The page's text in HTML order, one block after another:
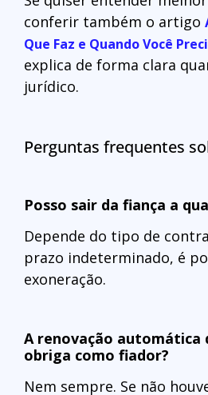
conferir também o artigo
Que Faz e Quando Você
explica de forma clara
jurídico.
Perguntas frequentes
Posso sair da fiança a
Depende do tipo de
prazo indeterminado, é
exoneração.
A renovação
obriga como fiador?
Nem sempre. Se não